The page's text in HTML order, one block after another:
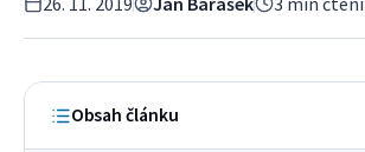
Obsah článku